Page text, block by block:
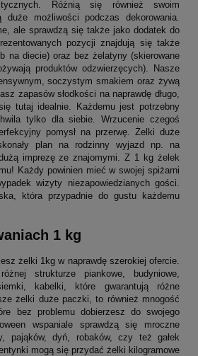
Różnią się również swoim
duże możliwości podczas dekorowania.
ale sprawdzą się także jako dodatek do
pozycji znajdują się także
na diecie) oraz bez żelatyny (skierowane
produktów odzwierzęcych). Nasze
soczystym smakiem oraz żywą
zapasów słodkości na naprawdę długo,
tutaj idealnie. Każdemu jest potrzebny
tylko dla siebie. Wrzucenie czegoś
pomysł na przerwę. Żelki duże
plan na rodzinny wyjazd np. na
imprezę ze znajomymi. Z 1 kg żelek
Każdy powinien mieć w swojej spiżarni
wizyty niezapowiedzianych gości.
która przypadnie do gustu każdemu
1 kg
żelki 1kg w naprawdę szerokiej ofercie.
strukturze piankowe, budyniowe,
kabelki, które gwarantują różne
żelki duże paczki, to również mnogość
bez problemu dobierzesz do swojego
wspaniale sprawdzą się mroczne
pająków, dyń, robaków, czy też gałek
mogą się przydać żelki kilogramowe